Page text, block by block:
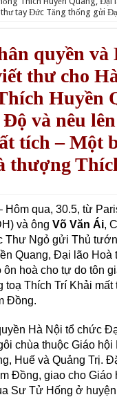
tay Đức Tăng thống gửi
quyền và
thư cho
Huyền
và nêu
tích – Một
thượng
Hôm qua, 30.5, từ
và ôngVõ Văn Ái,
Thư Ngỏ gửi Thủ
Quang, Đại lão
hoà cho tự do tôn
Thích Trí Khải mất
Đồng.
Hà Nội tổ chức
chùa thuộc Giáo
Huế và Quảng Trị.
Đồng, giao cho
Sư Tử Hống ở